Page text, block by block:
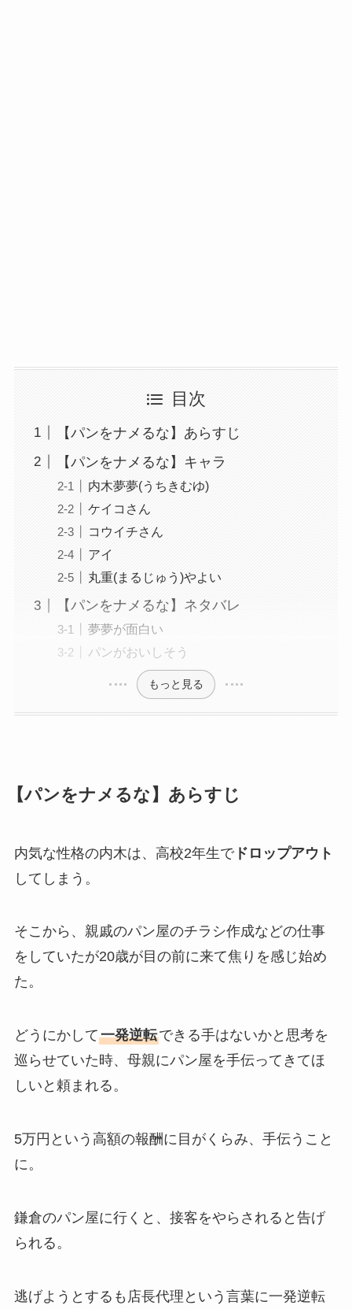
目次
【パンをナメるな】あらすじ
【パンをナメるな】キャラ
内木夢夢(うちきむゆ)
ケイコさん
コウイチさん
アイ
丸重(まるじゅう)やよい
【パンをナメるな】ネタバレ
夢夢が面白い
パンがおいしそう
もっと見る
【パンをナメるな】あらすじ
内気な性格の内木は、高校2年生でドロップアウト
してしまう。
そこから、親戚のパン屋のチラシ作成などの仕事
をしていたが20歳が目の前に来て焦りを感じ始め
た。
どうにかして一発逆転できる手はないかと思考を
巡らせていた時、母親にパン屋を手伝ってきてほ
しいと頼まれる。
5万円という高額の報酬に目がくらみ、手伝うこと
に。
鎌倉のパン屋に行くと、接客をやらされると告げ
られる。
逃げようとするも店長代理という言葉に一発逆転